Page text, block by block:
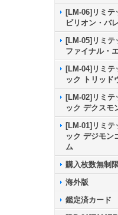
[LM-06]リミ
ビリオン・バ
[LM-05]リミ
ファイナル・
[LM-04]リミテ
ック トリッド
[LM-02]リミテ
ック デクスモ
[LM-01]リミテ
ック デジモン
ム
購入枚数無制
海外版
鑑定済カード